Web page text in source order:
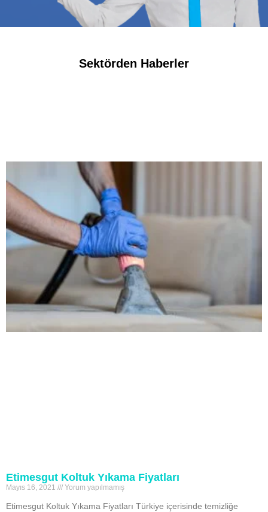
Sektörden Haberler
Etimesgut Koltuk Yıkama Fiyatları
Mayıs 16, 2021 Yorum yapılmamış
Etimesgut Koltuk Yıkama Fiyatları Türkiye içerisinde temizliğe